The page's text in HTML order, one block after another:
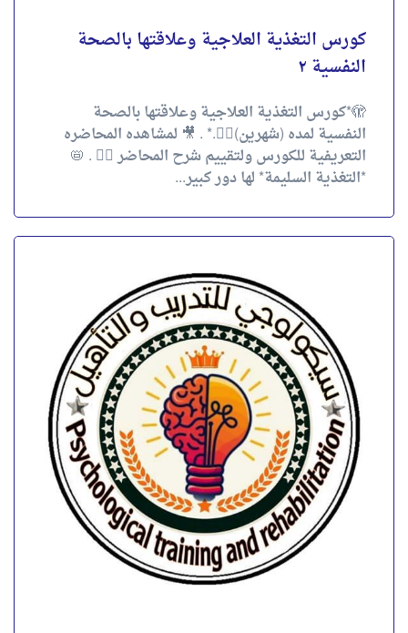
كورس التغذية العلاجية وعلاقتها بالصحة
النفسية ٢
🫣*كورس التغذية العلاجية وعلاقتها بالصحة
النفسية لمده (شهرين)✌🏻.* . 🎥 لمشاهده المحاضره
التعريفية للكورس ولتقييم شرح المحاضر 👇🏻 . 📛
*التغذية السليمة* لها دور كبير...
كورس مهارات العلاج المتمركز حول العميل
(كارل روجرز)
كورس مهارات العلاج المتمركز حول العميل (كارل
روجرز)* *على مدار ((شهرين)) كاملين (جزء نظري +
جزء تطبيقي)* . 📍*لمشاهدة المحاضره التعريفيه
للكورس ولتقييم شرح...
تقييم
4.00
out of 5
احجز الآن